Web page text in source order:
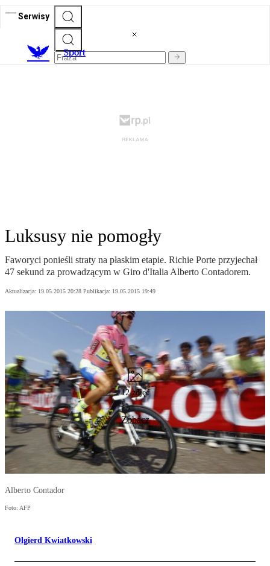
Serwisy
Sport
Luksusy nie pomogły
Faworyci ponieśli straty na płaskim etapie. Richie Porte przyjechał
47 sekund za prowadzącym w Giro d'Italia Alberto Contadorem.
Aktualizacja: 19.05.2015 20:28 Publikacja: 19.05.2015 19:49
12 zdjęć
Zobacz
Alberto Contador
Foto: AFP
Olgierd Kwiatkowski